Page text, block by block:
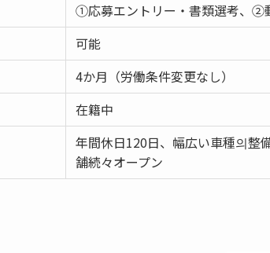
①応募エントリー・書類選考、
可能
4か月（労働条件変更なし）
在籍中
年間休日120日、幅広い車種의整
舗続々オープン